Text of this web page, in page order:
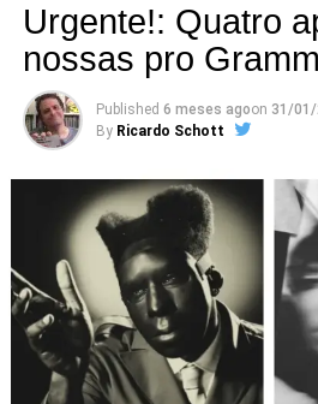
After Tokyo
Train Leaves
Seconds Early,
Company
https://t.co/
— Dorrit
November 16,
Urgente!: Quatro
nossas pro
Published 6 meses agoon 31/
By Ricardo Schott